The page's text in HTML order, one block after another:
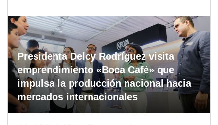
Presidenta Delcy Rodríguez visita
emprendimiento «Boca Café» que
impulsa la producción nacional hacia
mercados internacionales